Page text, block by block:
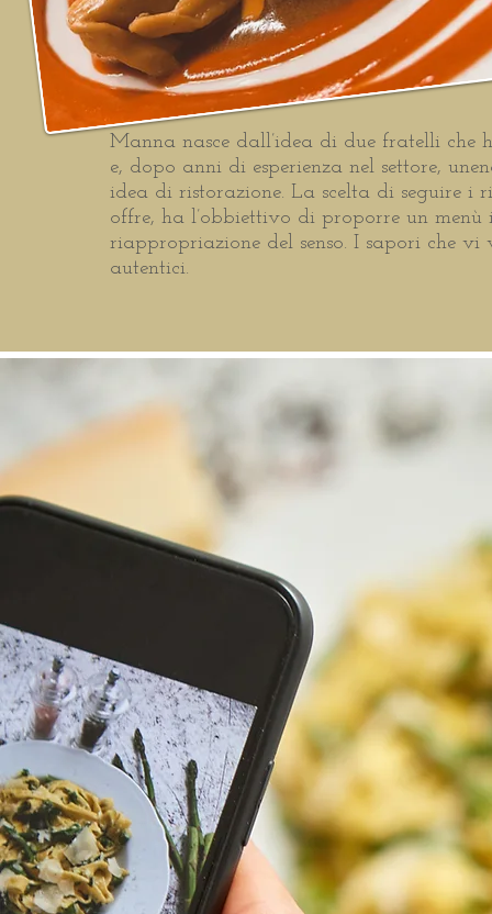
Manna nasce dall’idea di due fratelli che
e, dopo anni di esperienza nel settore,
idea di ristorazione. La scelta di seguire
offre, ha l’obbiettivo di proporre un
riappropriazione del senso. I sapori che
autentici.